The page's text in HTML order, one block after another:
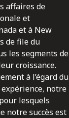
affaires de
et
et à New
de file du
les segments de
croissance.
à l’égard du
notre
lesquels
notre succès est